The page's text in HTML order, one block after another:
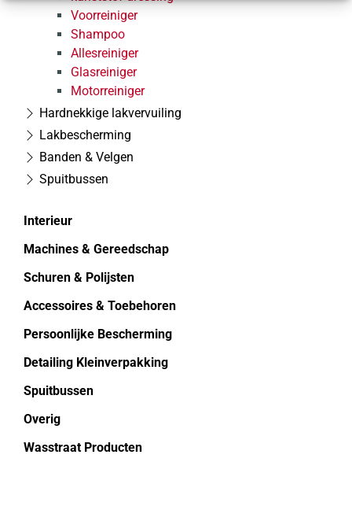
Voorreiniger
Shampoo
Allesreiniger
Glasreiniger
Motorreiniger
Hardnekkige lakvervuiling
Lakbescherming
Banden & Velgen
Spuitbussen
Interieur
Machines & Gereedschap
Schuren & Polijsten
Accessoires & Toebehoren
Persoonlijke Bescherming
Detailing Kleinverpakking
Spuitbussen
Overig
Wasstraat Producten